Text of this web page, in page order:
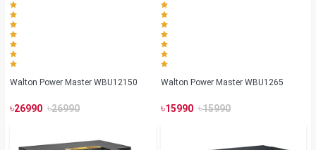
Walton Power Master WBU12150
৳26990 ৳26990
Walton Power Master WBU1265
৳15990 ৳15990